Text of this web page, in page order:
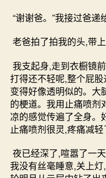
“谢谢爸。”我接过爸递
老爸拍了拍我的头,带上
我支起身,走到衣橱镜
打得还不轻呢,整个屁
变得好像透明似的。大
的梗道。我用止痛喷剂
凉的感觉传遍了全身。
止痛喷剂很灵,疼痛减轻
夜已经深了,喧嚣了一
我没有丝毫睡意,关上